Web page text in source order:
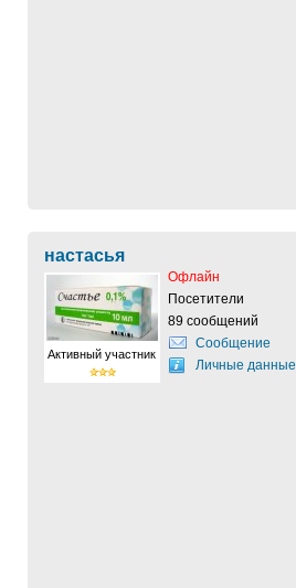
настасья
Активный участник
Офлайн
Посетители
89 сообщений
Сообщение
Личные данные